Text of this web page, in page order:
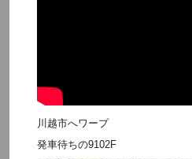
川越市へワープ
発車待ちの9102F